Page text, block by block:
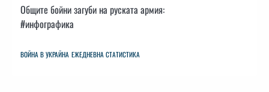
Общите бойни загуби на руската армия:
#инфографика
ВОЙНА В УКРАЙНА ЕЖЕДНЕВНА СТАТИСТИКА